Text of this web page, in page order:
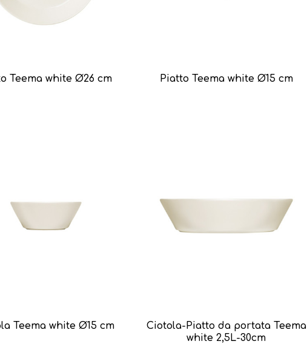
Teema white Ø26 cm Piatto Teema white Ø15 cm
Teema white Ø15 cm
Ciotola-Piatto da portata Teema
white 2,5L-30cm